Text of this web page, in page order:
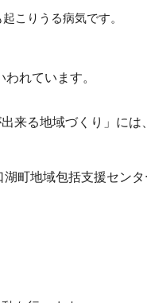
こりうる病気です。
れています。
来る地域づくり」に
町地域包括支援センタ